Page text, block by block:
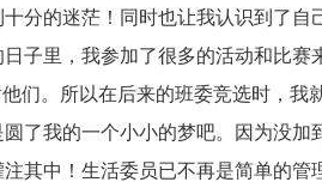
分的迷茫！同时也让我认识到了自
子里，我参加了很多的活动和比赛
们。所以在后来的班委竞选时，我
了我的一个小小的梦吧。因为没加
其中！生活委员已不再是简单的管